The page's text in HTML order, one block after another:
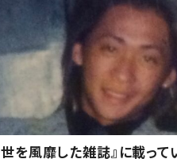
を風靡した雑誌』に載って